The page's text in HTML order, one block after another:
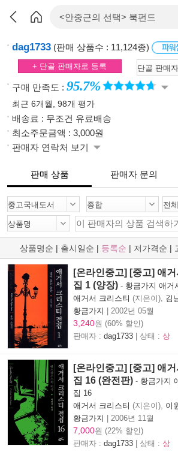
dag1733 (판매 상품수 : 11,124종)
+ 단골 판매자로 등록
구매 만족도 : 95.7%
최근 6개월, 98개 평가
배송료 : 무조건 유료배송
최소주문금액 : 3,000원
판매자 연락처 보기
판매 상품 판매자 문의
상품명순 | 출시일순 | 등록순 | 저가격순 |
[온라인중고] [중고] 애
집 1 (양장) - 황금가지 애거
애거서 크리스티 (지은이), 김
황금가지 | 2002년 05월
3,240원 (60% 할인)
판매자 : dag1733 | 상태 : 상
[온라인중고] [중고] 애
집 16 (완전판) - 황금가지
집 16
애거서 크리스티 (지은이), 이
황금가지 | 2006년 11월
7,000원 (22% 할인)
판매자 : dag1733 | 상태 : 상